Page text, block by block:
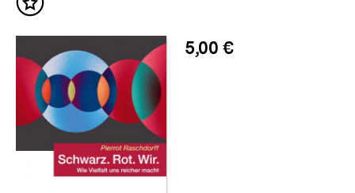
Inhalt
5,00 €